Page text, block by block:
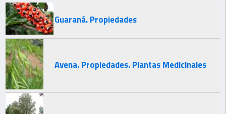
Guaraná. Propiedades
Avena. Propiedades. Plantas Medicinales